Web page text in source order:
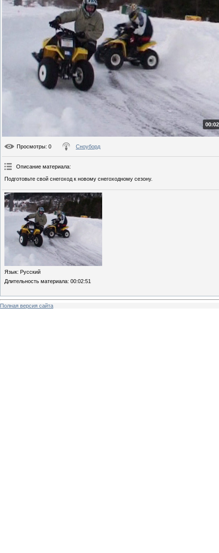
Просмотры: 0 Сноуборд
Описание материала:
Подготовьте свой снегоход к новому снегоходному сезону.
Язык: Русский
Длительность материала: 00:02:51
Полная версия сайта